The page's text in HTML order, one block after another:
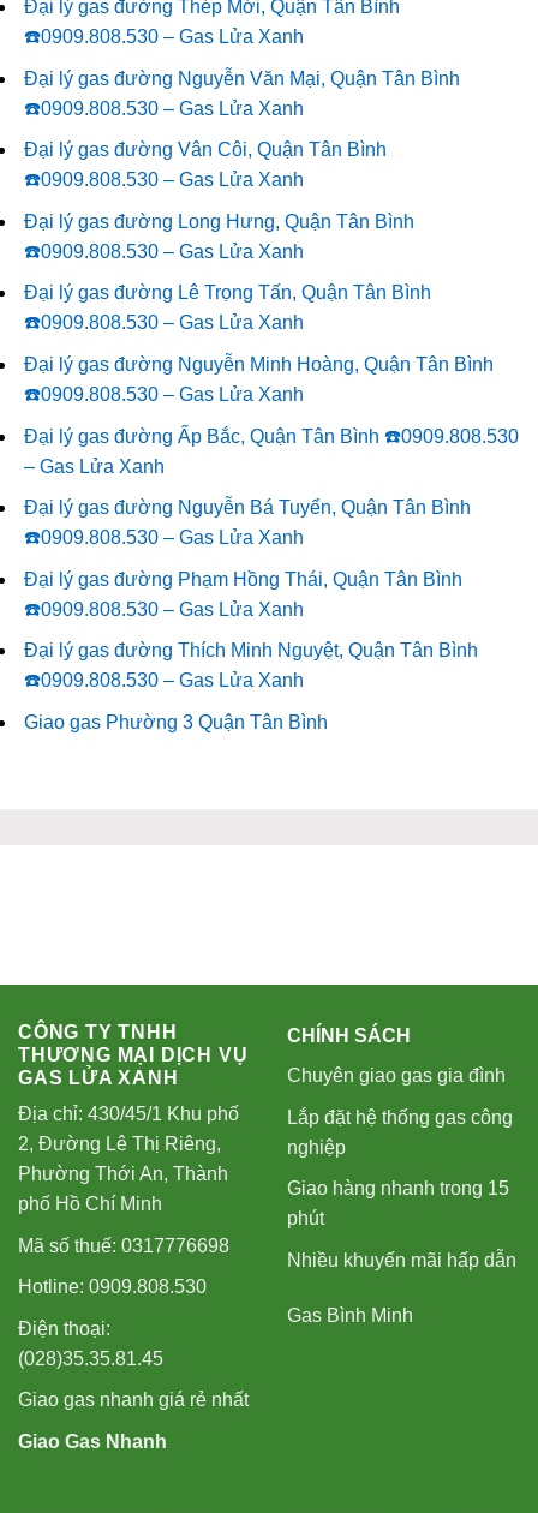
Đại lý gas đường Thép Mới, Quận Tân Bình
☎️0909.808.530 – Gas Lửa Xanh
Đại lý gas đường Nguyễn Văn Mại, Quận Tân Bình
☎️0909.808.530 – Gas Lửa Xanh
Đại lý gas đường Vân Côi, Quận Tân Bình
☎️0909.808.530 – Gas Lửa Xanh
Đại lý gas đường Long Hưng, Quận Tân Bình
☎️0909.808.530 – Gas Lửa Xanh
Đại lý gas đường Lê Trọng Tấn, Quận Tân Bình
☎️0909.808.530 – Gas Lửa Xanh
Đại lý gas đường Nguyễn Minh Hoàng, Quận Tân Bình
☎️0909.808.530 – Gas Lửa Xanh
Đại lý gas đường Ấp Bắc, Quận Tân Bình ☎️0909.808.530
– Gas Lửa Xanh
Đại lý gas đường Nguyễn Bá Tuyển, Quận Tân Bình
☎️0909.808.530 – Gas Lửa Xanh
Đại lý gas đường Phạm Hồng Thái, Quận Tân Bình
☎️0909.808.530 – Gas Lửa Xanh
Đại lý gas đường Thích Minh Nguyệt, Quận Tân Bình
☎️0909.808.530 – Gas Lửa Xanh
Giao gas Phường 3 Quận Tân Bình
CÔNG TY TNHH
THƯƠNG MẠI DỊCH VỤ
GAS LỬA XANH
Địa chỉ: 430/45/1 Khu phố
2, Đường Lê Thị Riêng,
Phường Thới An, Thành
phố Hồ Chí Minh
Mã số thuế: 0317776698
Hotline: 0909.808.530
Điện thoại:
(028)35.35.81.45
Giao gas nhanh giá rẻ nhất
Giao Gas Nhanh
CHÍNH SÁCH
Chuyên giao gas gia đình
Lắp đặt hệ thống gas công
nghiệp
Giao hàng nhanh trong 15
phút
Nhiều khuyến mãi hấp dẫn
Gas Bình Minh